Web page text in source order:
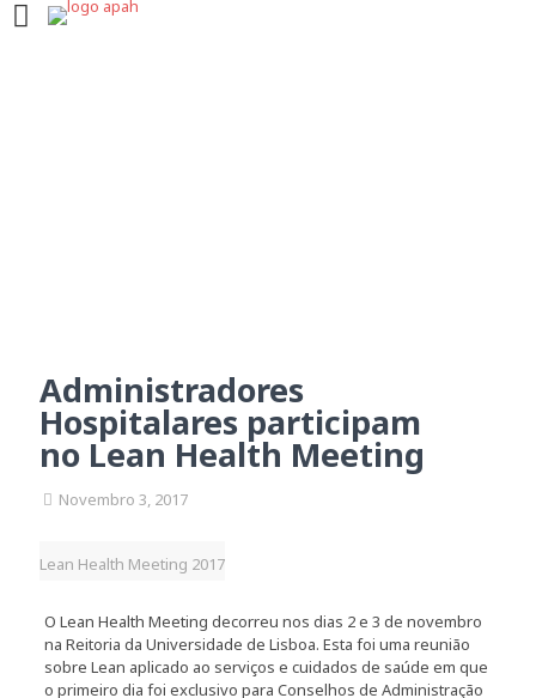
Administradores
Hospitalares participam
no Lean Health Meeting
Novembro 3, 2017
Lean Health Meeting 2017
O Lean Health Meeting decorreu nos dias 2 e 3 de novembro
na Reitoria da Universidade de Lisboa. Esta foi uma reunião
sobre Lean aplicado ao serviços e cuidados de saúde em que
o primeiro dia foi exclusivo para Conselhos de Administração